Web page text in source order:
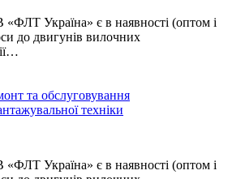
«ФЛТ Україна» є в наявності (оптом і
до двигунів вилочних
та обслуговування
техніки
«ФЛТ Україна» є в наявності (оптом і